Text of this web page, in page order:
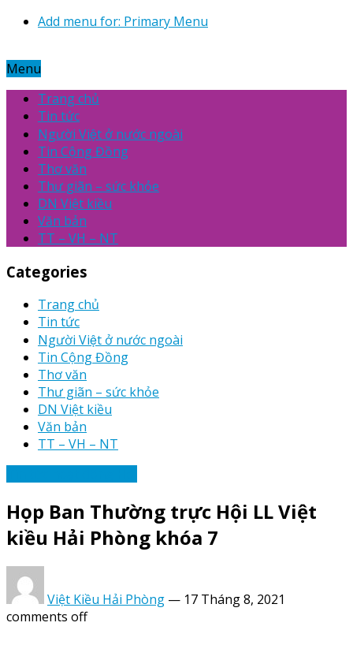
Add menu for: Primary Menu
Menu
Trang chủ
Tin tức
Người Việt ở nước ngoài
Tin Cộng Đồng
Thơ văn
Thư giãn – sức khỏe
DN Việt kiều
Văn bản
TT – VH – NT
Categories
Trang chủ
Tin tức
Người Việt ở nước ngoài
Tin Cộng Đồng
Thơ văn
Thư giãn – sức khỏe
DN Việt kiều
Văn bản
TT – VH – NT
Họp Ban Thường trực Hội LL Việt
kiều Hải Phòng khóa 7
Việt Kiều Hải Phòng — 17 Tháng 8, 2021
comments off